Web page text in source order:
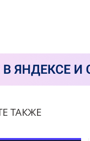
ТАКЖЕ